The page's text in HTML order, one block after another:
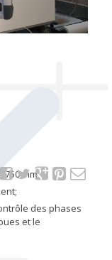
mm;
des phases
et le